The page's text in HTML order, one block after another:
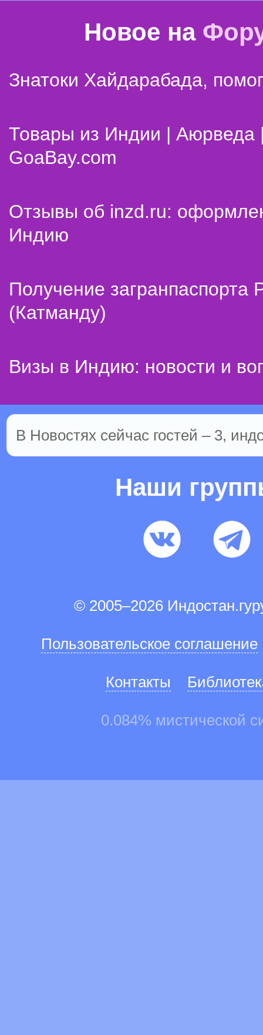
Новое на
Знатоки Хайдарабада,
Товары из Индии | Аюрведа
GoaBay.com
Отзывы об inzd.ru:
Индию
Получение
(Катманду)
Визы в Индию: новости и
В Новостях сейчас гостей – 3,
Наши
© 2005–2026
Пользовательское соглашение
Контакты
0.084% мистической